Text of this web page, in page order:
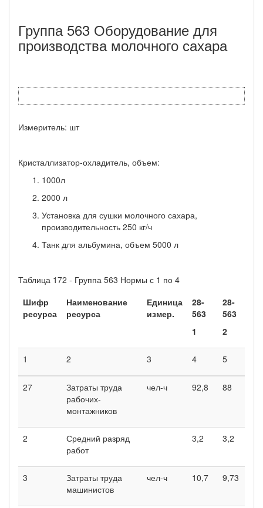
Группа 563 Оборудование для
производства молочного сахара
Измеритель: шт
Кристаллизатор-охладитель, объем:
1000л
2000 л
Установка для сушки молочного сахара,
производительность 250 кг/ч
Танк для альбумина, объем 5000 л
Таблица 172 - Группа 563 Нормы с 1 по 4
Шифр
ресурса
Наименование
ресурса
Единица
измер.
28-
563
1
28-
563
2
1 2 3 4 5
27
Затраты труда
рабочих-
монтажников
чел-ч 92,8 88
2
Средний разряд
работ
3,2 3,2
3
Затраты труда
машинистов
чел-ч 10,7 9,73